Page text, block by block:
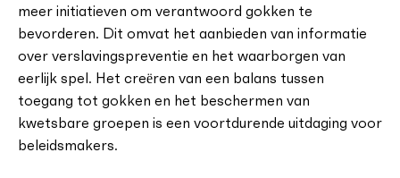
meer initiatieven om verantwoord gokken te
bevorderen. Dit omvat het aanbieden van informatie
over verslavingspreventie en het waarborgen van
eerlijk spel. Het creëren van een balans tussen
toegang tot gokken en het beschermen van
kwetsbare groepen is een voortdurende uitdaging voor
beleidsmakers.